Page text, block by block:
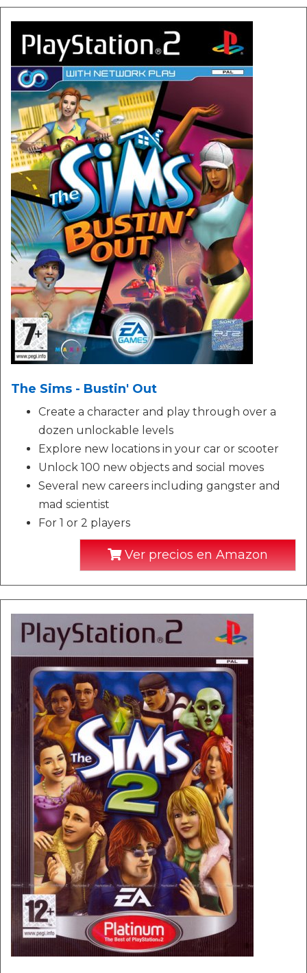
The Sims - Bustin' Out
Create a character and play through over a
dozen unlockable levels
Explore new locations in your car or scooter
Unlock 100 new objects and social moves
Several new careers including gangster and
mad scientist
For 1 or 2 players
Ver precios en Amazon